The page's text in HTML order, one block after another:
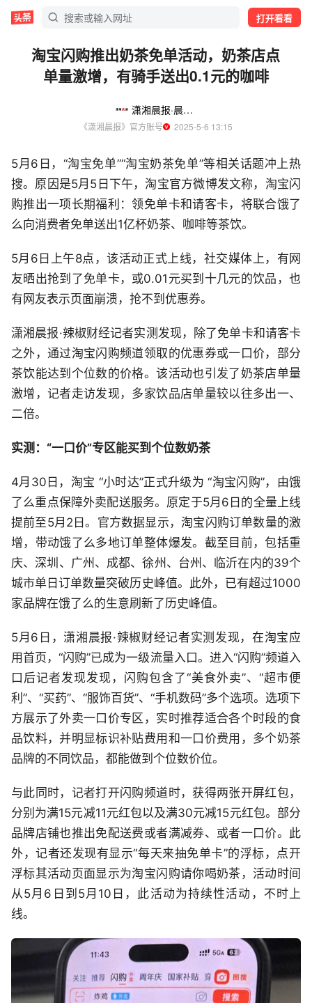
打开看看
淘宝闪购推出奶茶免单活动，奶茶店点
单量激增，有骑手送出0.1元的咖啡
潇湘晨报·晨视频
《潇湘晨报》官方账号
  2025-5-6 13:15
5月6日，“淘宝免单”“淘宝奶茶免单”等相关话题冲上热
搜。原因是5月5日下午，淘宝官方微博发文称，淘宝闪
购推出一项长期福利：领免单卡和请客卡，将联合饿了
么向消费者免单送出1亿杯奶茶、咖啡等茶饮。
5月6日上午8点，该活动正式上线，社交媒体上，有网
友晒出抢到了免单卡，或0.01元买到十几元的饮品，也
有网友表示页面崩溃，抢不到优惠券。
潇湘晨报·辣椒财经记者实测发现，除了免单卡和请客卡
之外，通过淘宝闪购频道领取的优惠券或一口价，部分
茶饮能达到个位数的价格。该活动也引发了奶茶店单量
激增，记者走访发现，多家饮品店单量较以往多出一、
二倍。
实测：“一口价”专区能买到个位数奶茶
4月30日，淘宝 “小时达”正式升级为 “淘宝闪购”，由饿
了么重点保障外卖配送服务。原定于5月6日的全量上线
提前至5月2日。官方数据显示，淘宝闪购订单数量的激
增，带动饿了么多地订单整体爆发。截至目前，包括重
庆、深圳、广州、成都、徐州、台州、临沂在内的39个
城市单日订单数量突破历史峰值。此外，已有超过1000
家品牌在饿了么的生意刷新了历史峰值。
5月6日，潇湘晨报·辣椒财经记者实测发现，在淘宝应
用首页，“闪购”已成为一级流量入口。进入“闪购”频道入
口后记者发现发现，闪购包含了“美食外卖”、“超市便
利”、“买药”、“服饰百货”、“手机数码”多个选项。选项下
方展示了外卖一口价专区，实时推荐适合各个时段的食
品饮料，并明显标识补贴费用和一口价费用，多个奶茶
品牌的不同饮品，都能做到个位数价位。
与此同时，记者打开闪购频道时，获得两张开屏红包，
分别为满15元减11元红包以及满30元减15元红包。部分
品牌店铺也推出免配送费或者满减券、或者一口价。此
外，记者还发现有显示“每天来抽免单卡”的浮标，点开
浮标其活动页面显示为淘宝闪购请你喝奶茶，活动时间
从5月6日到5月10日，此活动为持续性活动，不时上
线。